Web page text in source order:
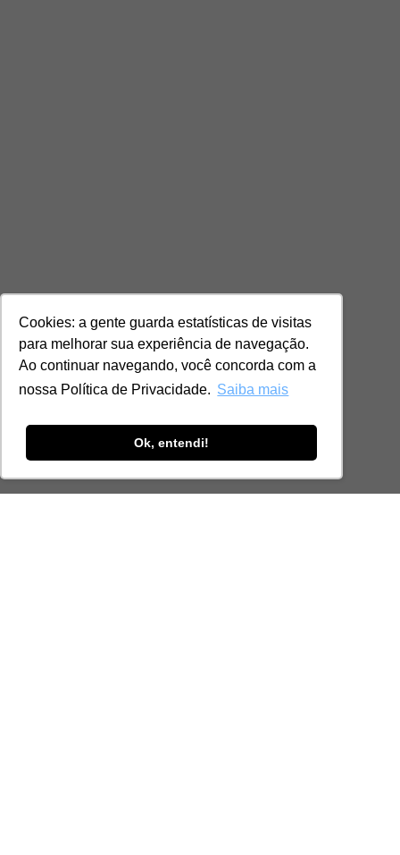
Cookies: a gente guarda estatísticas de visitas
para melhorar sua experiência de navegação.
Ao continuar navegando, você concorda com a
nossa Política de Privacidade. Saiba mais
Ok, entendi!